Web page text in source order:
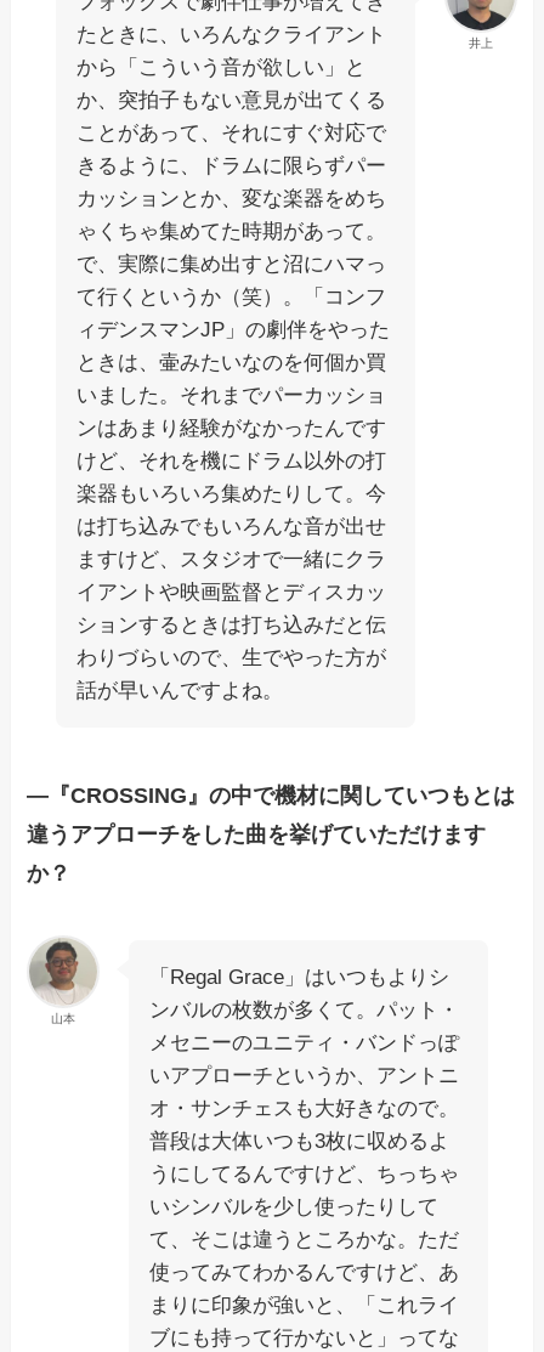
井上
たときに、いろんなクライアント
から「こういう音が欲しい」と
か、突拍子もない意見が出てくる
ことがあって、それにすぐ対応で
きるように、ドラムに限らずパー
カッションとか、変な楽器をめち
ゃくちゃ集めてた時期があって。
で、実際に集め出すと沼にハマっ
て行くというか（笑）。「コンフ
ィデンスマンJP」の劇伴をやった
ときは、壷みたいなのを何個か買
いました。それまでパーカッショ
ンはあまり経験がなかったんです
けど、それを機にドラム以外の打
楽器もいろいろ集めたりして。今
は打ち込みでもいろんな音が出せ
ますけど、スタジオで一緒にクラ
イアントや映画監督とディスカッ
ションするときは打ち込みだと伝
わりづらいので、生でやった方が
話が早いんですよね。
―『CROSSING』の中で機材に関していつもとは
違うアプローチをした曲を挙げていただけます
か？
山本
「Regal Grace」はいつもよりシ
ンバルの枚数が多くて。パット・
メセニーのユニティ・バンドっぽ
いアプローチというか、アントニ
オ・サンチェスも大好きなので。
普段は大体いつも3枚に収めるよ
うにしてるんですけど、ちっちゃ
いシンバルを少し使ったりして
て、そこは違うところかな。ただ
使ってみてわかるんですけど、あ
まりに印象が強いと、「これライ
ブにも持って行かないと」ってな